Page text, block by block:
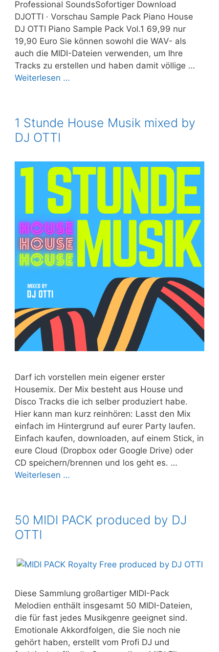
Professional SoundsSofortiger Download
DJOTTI · Vorschau Sample Pack Piano House
DJ OTTI Piano Sample Pack Vol.1 69,99 nur
19,90 Euro Sie können sowohl die WAV- als
auch die MIDI-Dateien verwenden, um Ihre
Tracks zu erstellen und haben damit völlige …
Weiterlesen …
1 Stunde House Musik mixed by
DJ OTTI
Darf ich vorstellen mein eigener erster
Housemix. Der Mix besteht aus House und
Disco Tracks die ich selber produziert habe.
Hier kann man kurz reinhören: Lasst den Mix
einfach im Hintergrund auf eurer Party laufen.
Einfach kaufen, downloaden, auf einem Stick, in
eure Cloud (Dropbox oder Google Drive) oder
CD speichern/brennen und los geht es. …
Weiterlesen …
50 MIDI PACK produced by DJ
OTTI
Diese Sammlung großartiger MIDI-Pack
Melodien enthält insgesamt 50 MIDI-Dateien,
die für fast jedes Musikgenre geeignet sind.
Emotionale Akkordfolgen, die Sie noch nie
gehört haben, erstellt vom Profi DJ und